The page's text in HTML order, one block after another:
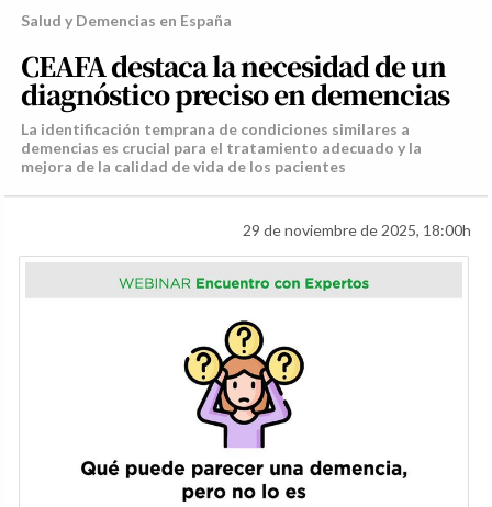
Salud y Demencias en España
CEAFA destaca la necesidad de un
diagnóstico preciso en demencias
La identificación temprana de condiciones similares a
demencias es crucial para el tratamiento adecuado y la
mejora de la calidad de vida de los pacientes
29 de noviembre de 2025, 18:00h